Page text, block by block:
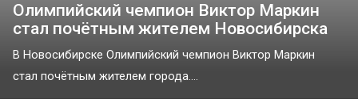
Олимпийский чемпион Виктор Маркин
стал почётным жителем Новосибирска
В Новосибирске Олимпийский чемпион Виктор Маркин
стал почётным жителем города....